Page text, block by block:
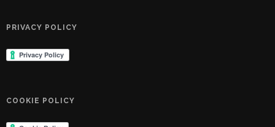
PRIVACY POLICY
COOKIE POLICY